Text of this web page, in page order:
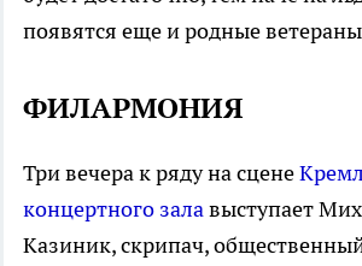
появятся еще и родные
ФИЛАРМОНИЯ
Три вечера к ряду на сцене
концертного залавыступает
Казиник, скрипач,